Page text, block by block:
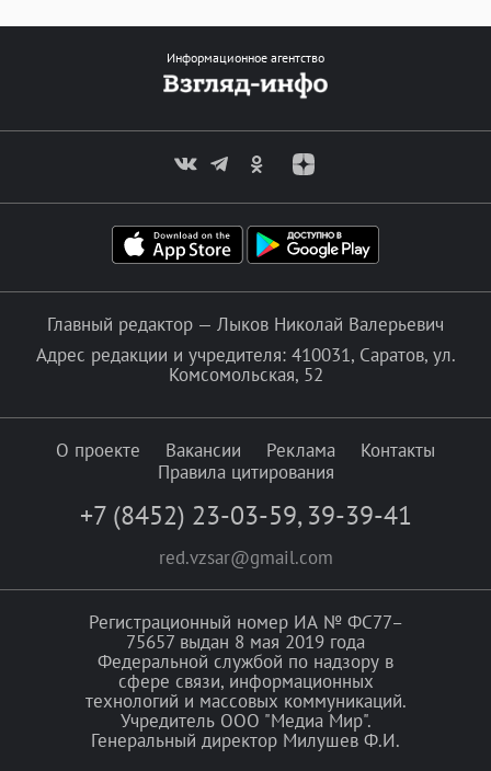
Информационное агентство
Главный редактор — Лыков Николай Валерьевич
Адрес редакции и учредителя: 410031, Саратов, ул.
Комсомольская, 52
О проекте Вакансии Реклама
Контакты
Правила цитирования
+7 (8452) 23-03-59, 39-39-41
red.vzsar@gmail.com
Регистрационный номер ИА № ФС77–
75657 выдан 8 мая 2019 года
Федеральной службой по надзору в
сфере связи, информационных
технологий и массовых коммуникаций.
Учредитель ООО "Медиа Мир".
Генеральный директор Милушев Ф.И.